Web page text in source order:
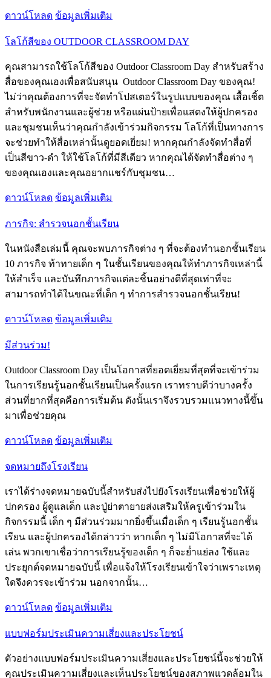
ดาวน์โหลด ข้อมูลเพิ่มเติม
โลโก้สีของ OUTDOOR CLASSROOM DAY
คุณสามารถใช้โลโก้สีของ Outdoor Classroom Day สำหรับสร้าง
สื่อของคุณเองเพื่อสนับสนุน Outdoor Classroom Day ของคุณ!
ไม่ว่าคุณต้องการที่จะจัดทำโปสเตอร์ในรูปแบบของคุณ เสื้อเชิ้ต
สำหรับพนักงานและผู้ช่วย หรือแผ่นป้ายเพื่อแสดงให้ผู้ปกครอง
และชุมชนเห็นว่าคุณกำลังเข้าร่วมกิจกรรม โลโก้ที่เป็นทางการ
จะช่วยทำให้สื่อเหล่านั้นดูยอดเยี่ยม! หากคุณกำลังจัดทำสื่อที่
เป็นสีขาว-ดำ ให้ใช้โลโก้ที่มีสีเดียว หากคุณได้จัดทำสื่อต่าง ๆ
ของคุณเองและคุณอยากแชร์กับชุมชน…
ดาวน์โหลด ข้อมูลเพิ่มเติม
ภารกิจ: สำรวจนอกชั้นเรียน
ในหนังสือเล่มนี้ คุณจะพบภารกิจต่าง ๆ ที่จะต้องทำนอกชั้นเรียน
10 ภารกิจ ท้าทายเด็ก ๆ ในชั้นเรียนของคุณให้ทำภารกิจเหล่านี้
ให้สำเร็จ และบันทึกภารกิจแต่ละชิ้นอย่างดีที่สุดเท่าที่จะ
สามารถทำได้ในขณะที่เด็ก ๆ ทำการสำรวจนอกชั้นเรียน!
ดาวน์โหลด ข้อมูลเพิ่มเติม
มีส่วนร่วม!
Outdoor Classroom Day เป็นโอกาสที่ยอดเยี่ยมที่สุดที่จะเข้าร่วม
ในการเรียนรู้นอกชั้นเรียนเป็นครั้งแรก เราทราบดีว่าบางครั้ง
ส่วนที่ยากที่สุดคือการเริ่มต้น ดังนั้นเราจึงรวบรวมแนวทางนี้ขึ้น
มาเพื่อช่วยคุณ
ดาวน์โหลด ข้อมูลเพิ่มเติม
จดหมายถึงโรงเรียน
เราได้ร่างจดหมายฉบับนี้สำหรับส่งไปยังโรงเรียนเพื่อช่วยให้ผู้
ปกครอง ผู้ดูแลเด็ก และปู่ย่าตายายส่งเสริมให้ครูเข้าร่วมใน
กิจกรรมนี้ เด็ก ๆ มีส่วนร่วมมากยิ่งขึ้นเมื่อเด็ก ๆ เรียนรู้นอกชั้น
เรียน และผู้ปกครองได้กล่าวว่า หากเด็ก ๆ ไม่มีโอกาสที่จะได้
เล่น พวกเขาเชื่อว่าการเรียนรู้ของเด็ก ๆ ก็จะย่ำแย่ลง ใช้และ
ประยุกต์จดหมายฉบับนี้ เพื่อแจ้งให้โรงเรียนเข้าใจว่าเพราะเหตุ
ใดจึงควรจะเข้าร่วม นอกจากนั้น…
ดาวน์โหลด ข้อมูลเพิ่มเติม
แบบฟอร์มประเมินความเสี่ยงและประโยชน์
ตัวอย่างแบบฟอร์มประเมินความเสี่ยงและประโยชน์นี้จะช่วยให้
คุณประเมินความเสี่ยงและเห็นประโยชน์ของสภาพแวดล้อมใน